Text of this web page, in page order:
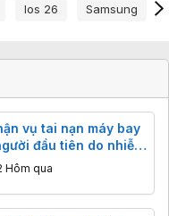
Ios 26 Samsung
vụ tai nạn máy bay
đầu tiên do nhiễu
Hôm qua